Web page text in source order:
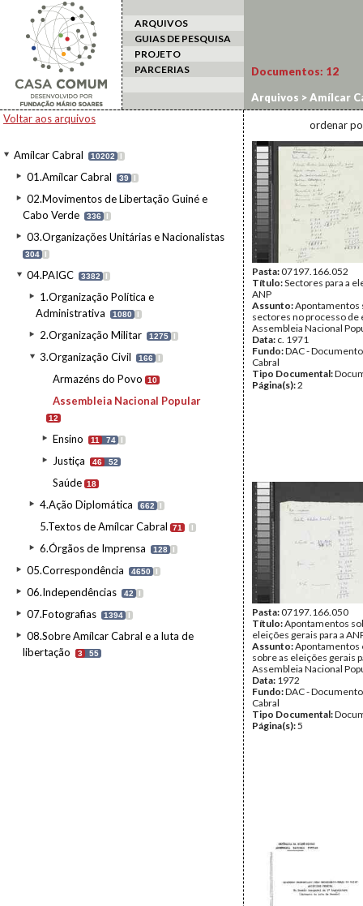
ARQUIVOS
GUIAS DE PESQUISA
PROJETO
PARCERIAS
Voltar aos arquivos
Amílcar Cabral 10202 I
01.Amílcar Cabral 39 I
02.Movimentos de Libertação Guiné e
Cabo Verde
336 I
03.Organizações Unitárias e Nacionalistas
304 I
04.PAIGC 3382 I
1.Organização Política e
Administrativa
1080 I
2.Organização Militar 1275 I
3.Organização Civil 166 I
Armazéns do Povo 10
Assembleia Nacional Popular
12
Ensino 11 74 I
Justiça 46 52
Saúde 18
4.Ação Diplomática 662 I
5.Textos de Amílcar Cabral 71 I
6.Órgãos de Imprensa 128 I
05.Correspondência 4650 I
06.Independências 42 I
07.Fotografias 1394 I
08.Sobre Amílcar Cabral e a luta de
libertação
3 55
Documentos: 12
Arquivos >Amílcar
ordenar
Pasta:07197.166.052
Título:Sectores para a
ANP
Assunto:Apontamentos
sectores no processo de
Assembleia Nacional
Data: c. 1971
Fundo:DAC -
Cabral
Tipo Documental:
Página(s):2
Pasta:07197.166.050
Título:Apontamentos
eleições gerais para a
Assunto:Apontamentos
sobre as eleições gerais
Assembleia Nacional
Data: 1972
Fundo:DAC -
Cabral
Tipo Documental:
Página(s):5